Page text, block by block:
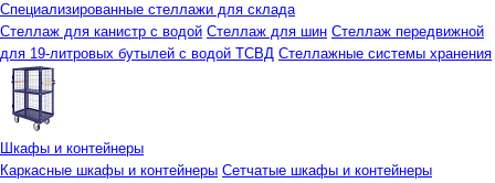
Специализированные стеллажи для склада
Стеллаж для канистр с водой Стеллаж для шин Стеллаж передвижной
для 19-литровых бутылей с водой ТСВД Стеллажные системы хранения
Шкафы и контейнеры
Каркасные шкафы и контейнеры Сетчатые шкафы и контейнеры